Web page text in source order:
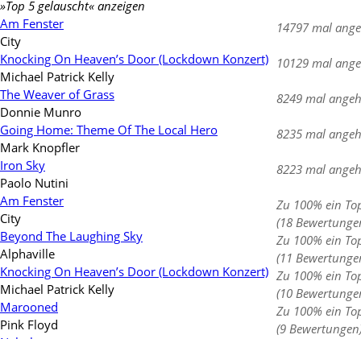
»Top 5 gelauscht« anzeigen
Am Fenster
14797 mal
City
Knocking On Heaven’s Door (Lockdown Konzert) 10129 mal
Michael Patrick Kelly
The Weaver of Grass
8249 mal
Donnie Munro
Going Home: Theme Of The Local Hero
8235 mal
Mark Knopfler
Iron Sky
8223 mal
Paolo Nutini
Am Fenster
Zu 100% ein
(18
City
Beyond The Laughing Sky
Zu 100% ein
(11
Alphaville
Knocking On Heaven’s Door (Lockdown Konzert) Zu 100% ein
(10
Michael Patrick Kelly
Marooned
Zu 100% ein
(9
Pink Floyd